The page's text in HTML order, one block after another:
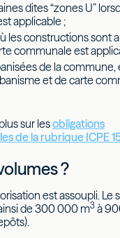
dites “zones U”
applicable ;
les constructions sont
communale est
de la commune,
et de carte
sur lesobligations
de la rubrique ICPE
?
est assoupli. Le
de 300 000 m3 à